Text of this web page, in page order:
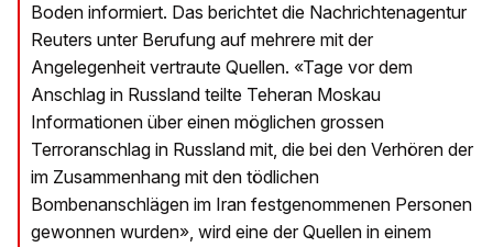
Boden informiert. Das berichtet die Nachrichtenagentur
Reuters unter Berufung auf mehrere mit der
Angelegenheit vertraute Quellen. «Tage vor dem
Anschlag in Russland teilte Teheran Moskau
Informationen über einen möglichen grossen
Terroranschlag in Russland mit, die bei den Verhören der
im Zusammenhang mit den tödlichen
Bombenanschlägen im Iran festgenommenen Personen
gewonnen wurden», wird eine der Quellen in einem